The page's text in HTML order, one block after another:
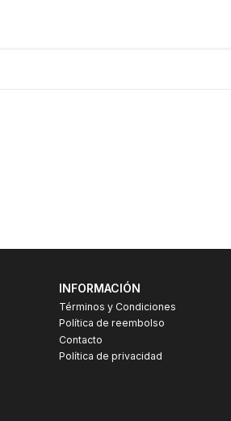
INFORMACIÓN
Términos y Condiciones
Política de reembolso
Contacto
Política de privacidad